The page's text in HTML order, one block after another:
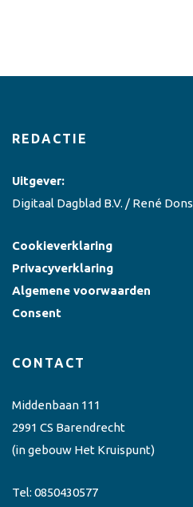
REDACTIE
Uitgever:
Digitaal Dagblad B.V. / René Dons
Cookieverklaring
Privacyverklaring
Algemene voorwaarden
Consent
CONTACT
Middenbaan 111
2991 CS Barendrecht
(in gebouw Het Kruispunt)
Tel: 0850430577